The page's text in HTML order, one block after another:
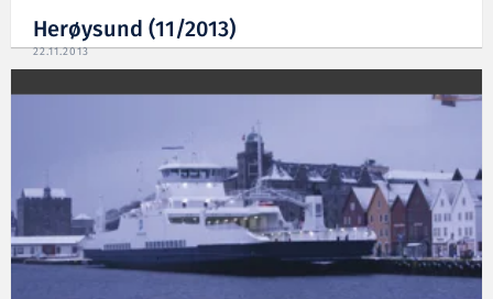
Herøysund (11/2013)
22.11.2013